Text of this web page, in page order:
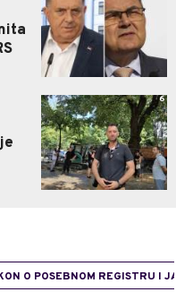
6
O POSEBNOM REGISTRU I